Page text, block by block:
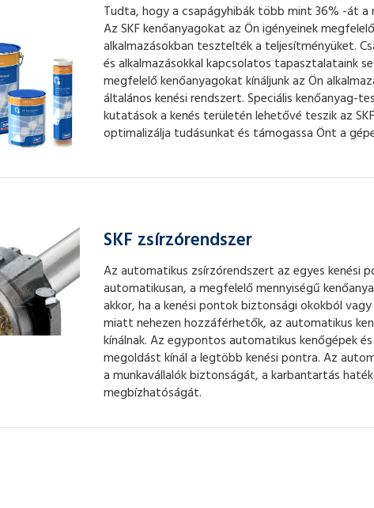
Tudta, hogy a csapágyhibák több mint 36% -át a
Az SKF kenőanyagokat az Ön igényeinek
alkalmazásokban tesztelték a teljesítményüket.
és alkalmazásokkal kapcsolatos tapasztalataink
megfelelő kenőanyagokat kínáljunk az Ön
általános kenési rendszert. Speciális kenőanyag-
kutatások a kenés területén lehetővé teszik az
optimalizálja tudásunkat és támogassa Önt a
SKF zsírzórendszer
Az automatikus zsírzórendszert az egyes kenési
automatikusan, a megfelelő mennyiségű
akkor, ha a kenési pontok biztonsági okokból
miatt nehezen hozzáférhetők, az automatikus
kínálnak. Az egypontos automatikus kenőgépek
megoldást kínál a legtöbb kenési pontra. Az
a munkavállalók biztonságát, a karbantartás
megbízhatóságát.